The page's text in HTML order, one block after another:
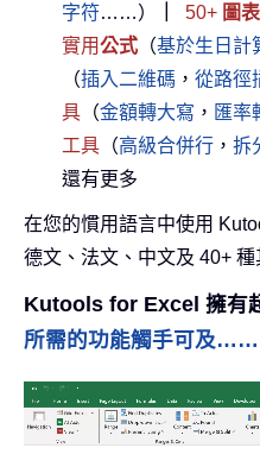
字符……） 50+ 圖表
實用公式 （基於生日計
（插入二維碼 ， 從路徑
具 （金額轉大寫 ， 匯率
工具 （高級合併行 ， 拆
還有更多
在您的慣用語言中使用
德文、法文、中文及 40+ 種
Kutools for Excel 擁有
所需的功能觸手可及……